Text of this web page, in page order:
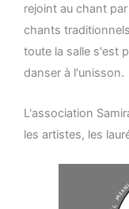
rejoint au chant par
chants
toute la salle s'est
danser à l'unisson.
L'association
les artistes, les